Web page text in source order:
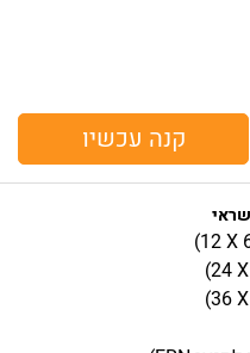
קנה עכשיו
(12 X
(24 X
(36 X